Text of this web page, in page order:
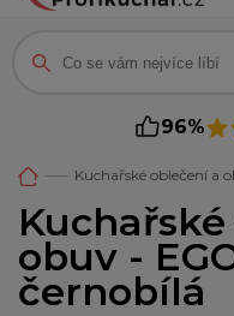
96%
Kuchařské oblečení a
obuv -
černobílá